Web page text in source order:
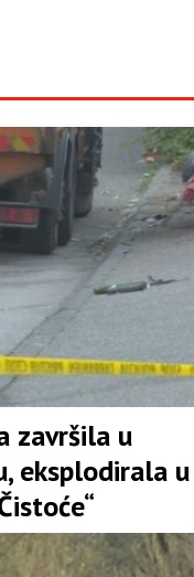
završila u
eksplodirala u